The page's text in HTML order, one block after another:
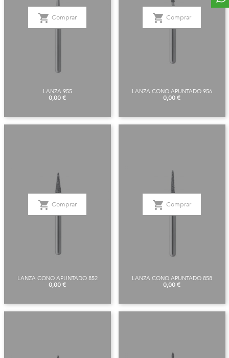
LANZA 955
Precio
0,00 €
shopping_cart Comprar
LANZA CONO APUNTADO 956
Precio
0,00 €
shopping_cart Comprar
LANZA CONO APUNTADO 852
Precio
0,00 €
shopping_cart Comprar
LANZA CONO APUNTADO 858
Precio
0,00 €
shopping_cart Comprar